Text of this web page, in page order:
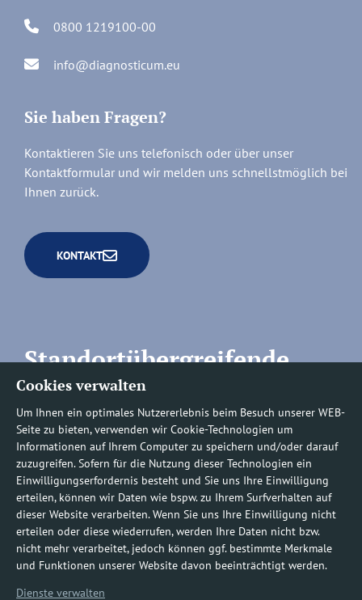
Cookies verwalten
Um Ihnen ein optimales Nutzererlebnis beim Besuch unserer WEB-
Seite zu bieten, verwenden wir Cookie-Technologien um
Informationen auf Ihrem Computer zu speichern und/oder darauf
zuzugreifen. Sofern für die Nutzung dieser Technologien ein
Einwilligungserfordernis besteht und Sie uns Ihre Einwilligung
erteilen, können wir Daten wie bspw. zu Ihrem Surfverhalten auf
dieser Website verarbeiten. Wenn Sie uns Ihre Einwilligung nicht
erteilen oder diese wiederrufen, werden Ihre Daten nicht bzw.
nicht mehr verarbeitet, jedoch können ggf. bestimmte Merkmale
und Funktionen unserer Website davon beeinträchtigt werden.
Dienste verwalten
0800 1219100-00
info@diagnosticum.eu
Sie haben Fragen?
Kontaktieren Sie uns telefonisch oder über unser
Kontaktformular und wir melden uns schnellstmöglich bei
Ihnen zurück.
KONTAKT
Standortübergreifende
Rufnummern
Befundauskünfte/
Nachforderungen
0800 1219100-10